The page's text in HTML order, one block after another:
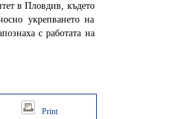
в Пловдив, където
укрепването на
с работата на
Print